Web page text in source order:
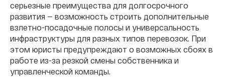
серьезные преимущества для долгосрочного
развития — возможность строить дополнительные
взлетно-посадочные полосы и универсальность
инфраструктуры для разных типов перевозок. При
этом юристы предупреждают о возможных сбоях в
работе из-за резкой смены собственника и
управленческой команды.